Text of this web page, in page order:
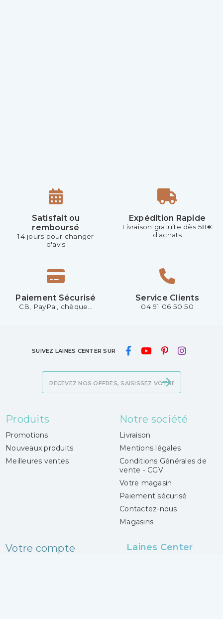
Satisfait ou
remboursé
14 jours pour changer
d'avis
Expédition Rapide
Livraison gratuite dès 58€
d'achats
Paiement Sécurisé
CB, PayPal, chèque...
Service Clients
04 91 06 50 50
SUIVEZ LAINES CENTER SUR
Produits
Promotions
Nouveaux produits
Meilleures ventes
Notre société
Livraison
Mentions légales
Conditions Générales de
vente - CGV
Votre magasin
Paiement sécurisé
Contactez-nous
Magasins
Votre compte Laines Center